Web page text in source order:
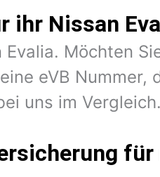
ihr Nissan
Möchten
eVB Nummer,
uns im Vergleich.
für